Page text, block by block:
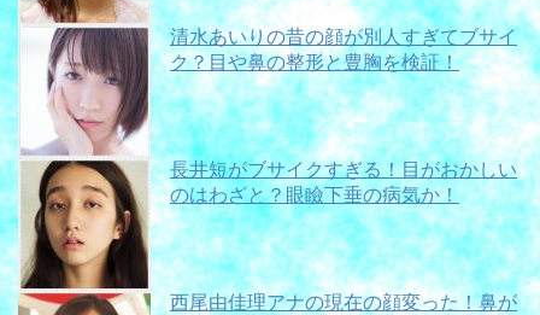
清水あいりの昔の顔が別人すぎてブサイ
ク？目や鼻の整形と豊胸を検証！
長井短がブサイクすぎる！目がおかしい
のはわざと？眼瞼下垂の病気か！
西尾由佳理アナの現在の顔変った！鼻が